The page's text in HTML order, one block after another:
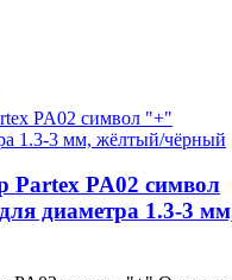
Partex PA02 символ
диаметра 1.3-3